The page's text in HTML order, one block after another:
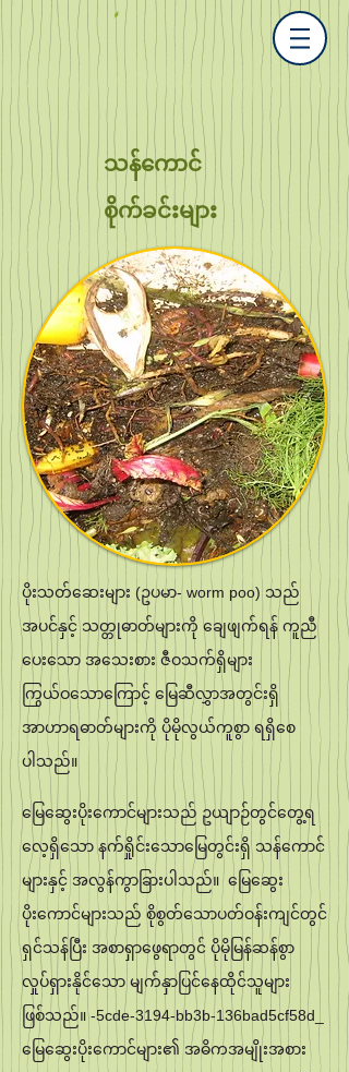
သန်ကောင်
စိုက်ခင်းများ
ပိုးသတ်ဆေးများ (ဥပမာ- worm poo) သည်
အပင်နှင့် သတ္တုဓာတ်များကို ချေဖျက်ရန် ကူညီ
ပေးသော အသေးစား ဇီဝသက်ရှိများ
ကြွယ်ဝသောကြောင့် မြေဆီလွှာအတွင်းရှိ
အာဟာရဓာတ်များကို ပိုမိုလွယ်ကူစွာ ရရှိစေ
ပါသည်။
မြေဆွေးပိုးကောင်များသည် ဥယျာဉ်တွင်တွေ့ရ
လေ့ရှိသော နက်ရှိုင်းသောမြေတွင်းရှိ သန်ကောင်
များနှင့် အလွန်ကွာခြားပါသည်။ မြေဆွေး
ပိုးကောင်များသည် စိုစွတ်သောပတ်ဝန်းကျင်တွင်
ရှင်သန်ပြီး အစာရှာဖွေရာတွင် ပိုမိုမြန်ဆန်စွာ
လှုပ်ရှားနိုင်သော မျက်နှာပြင်နေထိုင်သူများ
ဖြစ်သည်။ -5cde-3194-bb3b-136bad5cf58d_
မြေဆွေးပိုးကောင်များ၏ အဓိကအမျိုးအစား